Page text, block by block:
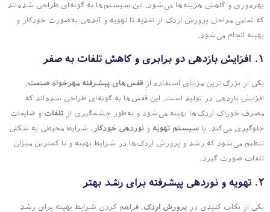
بهره‌وری و کاهش هزینه‌ها می‌شود. این سیستم‌ها به گونه‌ای طراحی شده‌اند
که تمامی مراحل پرورش اردک از تغذیه تا تهویه و آبدهی به‌صورت خودکار و
بهینه انجام می‌شود.
۱. افزایش بازدهی دو برابری و کاهش تلفات به صفر
یکی از بزرگ‌ترین مزایای استفاده از قفس‌های پیشرفته مهرخواه صنعت،
افزایش بازدهی در تولید است. این قفس‌ها به گونه‌ای طراحی شده‌اند که
مصرف خوراک اردک‌ها بهینه می‌شود و به‌طور چشمگیری از تلفات و ضایعات
جلوگیری می‌کند. با سیستم تهویه و نوردهی خودکار ، شرایط محیطی به شکلی
تنظیم می‌شود که رشد و پرورش اردک‌ها در شرایط بهینه و با کمترین میزان
تلفات صورت گیرد.
۲. تهویه و نوردهی پیشرفته برای رشد بهتر
یکی از نکات کلیدی در پرورش اردک، فراهم کردن شرایط بهینه برای رشد